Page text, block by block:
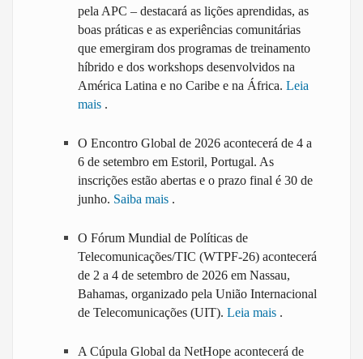
pela APC – destacará as lições aprendidas, as
boas práticas e as experiências comunitárias
que emergiram dos programas de treinamento
híbrido e dos workshops desenvolvidos na
América Latina e no Caribe e na África. Leia
mais .
O Encontro Global de 2026 acontecerá de 4 a
6 de setembro em Estoril, Portugal. As
inscrições estão abertas e o prazo final é 30 de
junho. Saiba mais .
O Fórum Mundial de Políticas de
Telecomunicações/TIC (WTPF-26) acontecerá
de 2 a 4 de setembro de 2026 em Nassau,
Bahamas, organizado pela União Internacional
de Telecomunicações (UIT). Leia mais .
A Cúpula Global da NetHope acontecerá de